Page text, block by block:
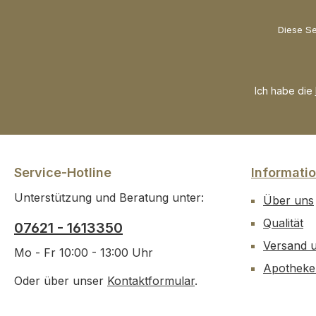
Leichtigkeit ans Ziel Gute
Komplett-Set von
Paket: Komplett-Set für
Stoffwechselkur Keine
Einzelkäufe notwendig –
OPC, Krillöl,
benötigen –
Anleitung und
begleiten Sie
Ziel mit
und mit
Ziel Gute
hCG-Komplett-
Senagold Alles
Paket: Komplett-
alle Phasen der
Stoffwechselkur
Diese
Ich habe die
Service-Hotline
Unterstützung und Beratung unter:
07621 - 1613350
Mo - Fr 10:00 - 13:00 Uhr
Oder über unser Kontaktformular.
Über uns
Qualität
Versand